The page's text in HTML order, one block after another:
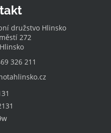
družstvo Hlinsko
272
326 211